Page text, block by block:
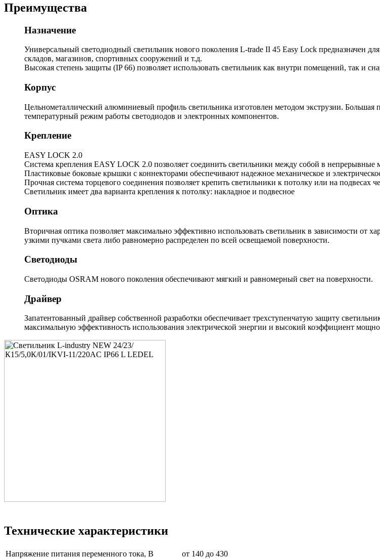
Преимущества
Назначение
Универсальный светодиодный светильник нового поколения L-trade II 45 Easy Lock предназначен
складов, магазинов, спортивных сооружений и т.д.
Высокая степень защиты (IP 66) позволяет использовать светильник как внутри помещений, так и
Корпус
Цельнометаллический алюминиевый профиль светильника изготовлен методом экструзии.
температурный режим работы светодиодов и электронных компонентов.
Крепление
EASY LOCK 2.0
Система крепления EASY LOCK 2.0 позволяет соединить светильники между собой в непрерывные
Пластиковые боковые крышки с коннекторами обеспечивают надежное механическое и
Прочная система торцевого соединения позволяет крепить светильники к потолку или на подвесах
Светильник имеет два варианта крепления к потолку: накладное и подвесное
Оптика
Вторичная оптика позволяет максимально эффективно использовать светильник в зависимости от
узкими пучками света либо равномерно распределен по всей освещаемой поверхности.
Светодиоды
Светодиоды OSRAM нового поколения обеспечивают мягкий и равномерный свет на поверхности.
Драйвер
Запатентованный драйвер собственной разработки обеспечивает трехступенчатую защиту
максимальную эффективность использования электрической энергии и высокий коэффициент
Технические характеристики
Напряжение питания переменного тока, В
от 140 до 430